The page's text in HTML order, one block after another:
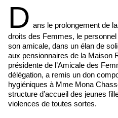
D ans le prolongement de
droits des Femmes, le
son amicale, dans un élan de
aux pensionnaires de la Maison
présidente de l’Amicale des
délégation, a remis un don
hygiéniques à Mme Mona
structure d’accueil des jeunes
violences de toutes sortes.